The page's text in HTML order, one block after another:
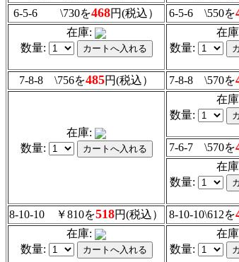
6-5-6 \730を468円(税込） 6-5-6 \550を
在庫:
数量:
在
数量:
7-8-8 \756を485円(税込） 7-8-8 \570を
在庫:
数量:
在
数量:
7-6-7 \570を
在
数量:
8-10-10 ￥810を518円(税込） 8-10-10\612を
在庫:
数量:
在
数量: